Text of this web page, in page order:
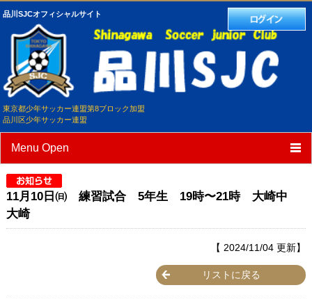
品川SJCオフィシャルサイト
東京都少年サッカー連盟第8ブロック加盟
品川区少年サッカー連盟
Menu Open
クラブ紹介
スケジュール
11月10日㈰ 練習試合 5年生 19時〜21時 大崎中
大崎
【 2024/11/04 更新】
リストに戻る